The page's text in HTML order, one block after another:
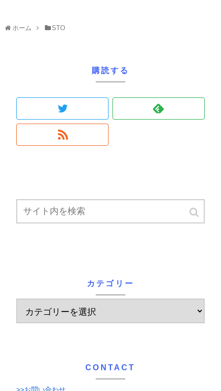
ホーム STO
購読する
カテゴリー
CONTACT